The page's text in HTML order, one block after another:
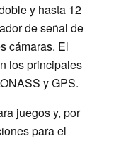
y hasta 12
de señal de
cámaras. El
los principales
y GPS.
juegos y, por
para el